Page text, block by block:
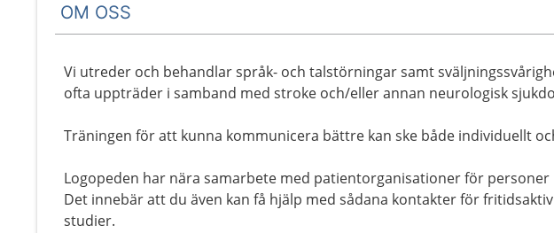
OM OSS
Vi utreder och behandlar språk- och talstörningar samt
ofta uppträder i samband med stroke och/eller annan neurologisk
Träningen för att kunna kommunicera bättre kan ske både individuellt
Logopeden har nära samarbete med patientorganisationer för personer
Det innebär att du även kan få hjälp med sådana kontakter för
studier.